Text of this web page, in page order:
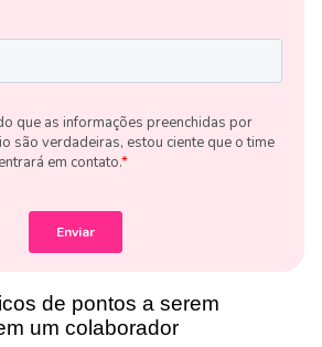
de pontos a serem
um colaborador